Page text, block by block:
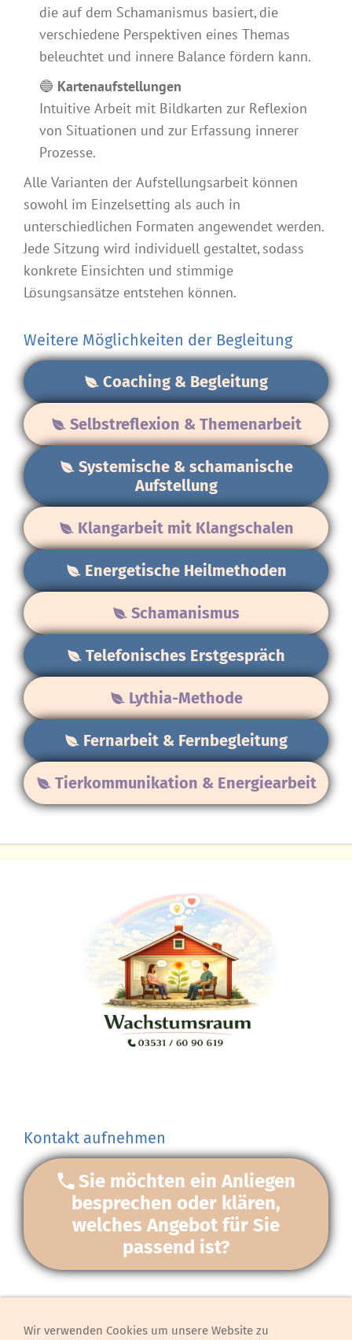
die auf dem Schamanismus basiert, die
verschiedene Perspektiven eines Themas
beleuchtet und innere Balance fördern kann.
🔵 Kartenaufstellungen
Intuitive Arbeit mit Bildkarten zur Reflexion
von Situationen und zur Erfassung innerer
Prozesse.
Alle Varianten der Aufstellungsarbeit können
sowohl im Einzelsetting als auch in
unterschiedlichen Formaten angewendet werden.
Jede Sitzung wird individuell gestaltet, sodass
konkrete Einsichten und stimmige
Lösungsansätze entstehen können.
Weitere Möglichkeiten der Begleitung
Coaching & Begleitung
Selbstreflexion & Themenarbeit
Systemische & schamanische
Aufstellung
Klangarbeit mit Klangschalen
Energetische Heilmethoden
Schamanismus
Telefonisches Erstgespräch
Lythia-Methode
Fernarbeit & Fernbegleitung
Tierkommunikation & Energiearbeit
Kontakt aufnehmen
Sie möchten ein Anliegen
besprechen oder klären,
welches Angebot für Sie
passend ist?
Wir verwenden Cookies um unsere Website zu